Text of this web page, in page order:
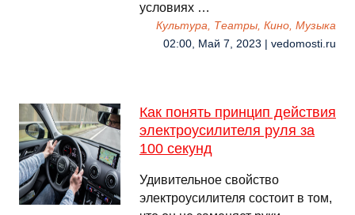
условиях …
Культура, Театры, Кино, Музыка
02:00, Май 7, 2023 | vedomosti.ru
Как понять принцип действия
электроусилителя руля за
100 секунд
Удивительное свойство
электроусилителя состоит в том,